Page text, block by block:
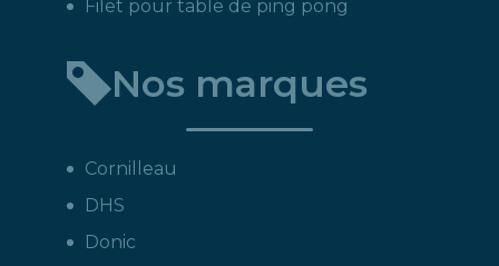
Filet pour table de ping pong
Nos marques
Cornilleau
DHS
Donic